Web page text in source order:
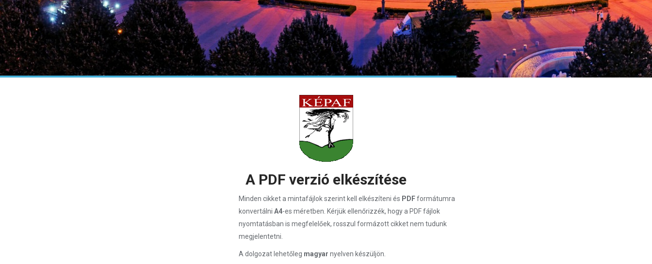
A PDF verzió elkészítése
Minden cikket a mintafájlok szerint kell elkészíteni és PDFformátumra
konvertálni A4-es méretben. Kérjük ellenőrizzék, hogy a PDF fájlok
nyomtatásban is megfelelőek, rosszul formázott cikket nem tudunk
megjelentetni.
A dolgozat lehetőleg magyar nyelven készüljön.